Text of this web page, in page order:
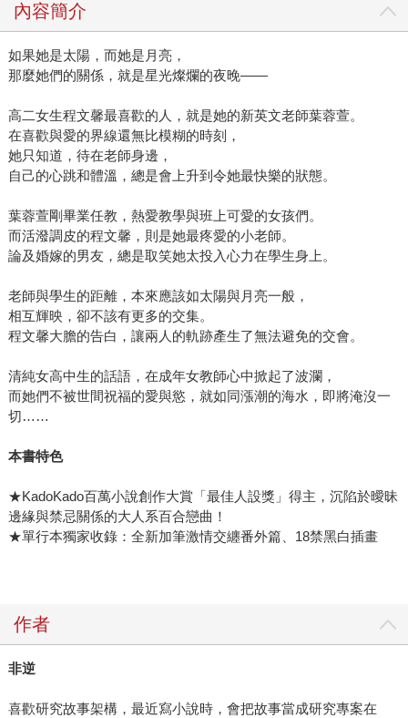
內容簡介
如果她是太陽，而她是月亮，
那麼她們的關係，就是星光燦爛的夜晚——
高二女生程文馨最喜歡的人，就是她的新英文老師葉蓉萱。
在喜歡與愛的界線還無比模糊的時刻，
她只知道，待在老師身邊，
自己的心跳和體溫，總是會上升到令她最快樂的狀態。
葉蓉萱剛畢業任教，熱愛教學與班上可愛的女孩們。
而活潑調皮的程文馨，則是她最疼愛的小老師。
論及婚嫁的男友，總是取笑她太投入心力在學生身上。
老師與學生的距離，本來應該如太陽與月亮一般，
相互輝映，卻不該有更多的交集。
程文馨大膽的告白，讓兩人的軌跡產生了無法避免的交會。
清純女高中生的話語，在成年女教師心中掀起了波瀾，
而她們不被世間祝福的愛與慾，就如同漲潮的海水，即將淹沒一
切……
本書特色
★KadoKado百萬小說創作大賞「最佳人設獎」得主，沉陷於曖昧
邊緣與禁忌關係的大人系百合戀曲！
★單行本獨家收錄：全新加筆激情交纏番外篇、18禁黑白插畫
作者
非逆
喜歡研究故事架構，最近寫小說時，會把故事當成研究專案在